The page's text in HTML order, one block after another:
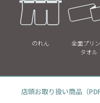
のれん
全面プリ
タオル
店頭お取り扱い商品（PDF